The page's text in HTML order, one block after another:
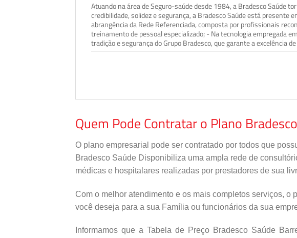
Atuando na área de Seguro-saúde desde 1984, a Bradesco Saúde
credibilidade, solidez e segurança, a Bradesco Saúde está
abrangência da Rede Referenciada, composta por profissionais
treinamento de pessoal especializado; - Na tecnologia empregada
tradição e segurança do Grupo Bradesco, que garante a excelência
Quem Pode Contratar o Plano
O plano empresarial pode ser contratado por todos que
Bradesco Saúde Disponibiliza uma ampla rede de
médicas e hospitalares realizadas por prestadores de sua
Com o melhor atendimento e os mais completos serviços,
você deseja para a sua Família ou funcionários da sua
Informamos que a Tabela de Preço Bradesco Saúde